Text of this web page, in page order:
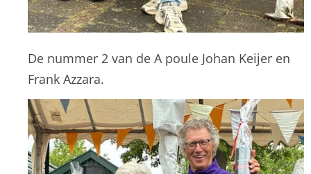
De nummer 2 van de A poule Johan Keijer en
Frank Azzara.